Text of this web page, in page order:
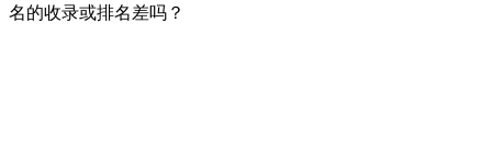
名的收录或排名差吗？